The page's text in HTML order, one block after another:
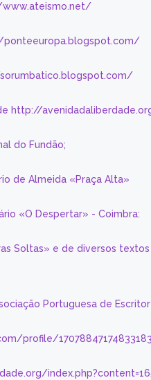
ponteeuropa.blogspot.com/
http://
do Fundão;
de Almeida «Praça Alta»
«O Despertar» - Coimbra:
Soltas» e de diversos
Portuguesa de
profile/